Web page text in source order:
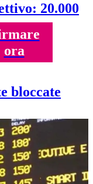
20.000
ora
bloccate